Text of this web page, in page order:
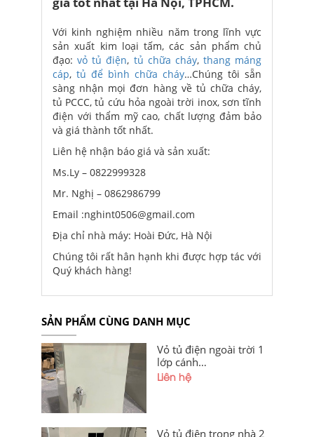
Với kinh nghiệm nhiều năm trong lĩnh vực
sản xuất kim loại tấm, các sản phẩm chủ
đạo:vỏ tủ điện, tủ chữa cháy, thang máng
cáp, tủ để bình chữa cháy…Chúng tôi sẵn
sàng nhận mọi đơn hàng về tủ chữa cháy,
tủ PCCC, tủ cứu hỏa ngoài trời inox, sơn tĩnh
điện với thẩm mỹ cao, chất lượng đảm bảo
và giá thành tốt nhất.
Liên hệ nhận báo giá và sản xuất:
Ms.Ly – 0822999328
Mr. Nghị – 0862986799
Email :nghint0506@gmail.com
Địa chỉ nhà máy: Hoài Đức, Hà Nội
Chúng tôi rất hân hạnh khi được hợp tác với
Quý khách hàng!
SẢN PHẨM CÙNG DANH MỤC
Vỏ tủ điện ngoài trời 1
lớp cánh
400x300x200x1,2mm
sơn tĩnh điện có hèm
Liên hệ
Vỏ tủ điện trong nhà 2